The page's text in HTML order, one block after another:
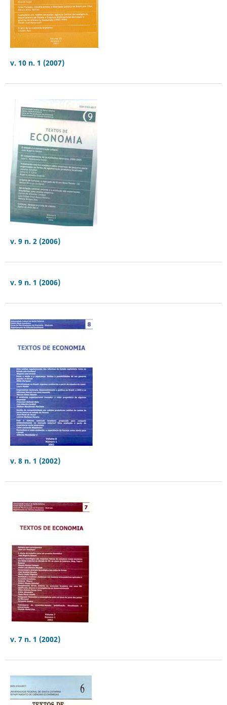
v. 10 n. 1 (2007)
v. 9 n. 2 (2006)
v. 9 n. 1 (2006)
v. 8 n. 1 (2002)
v. 7 n. 1 (2002)